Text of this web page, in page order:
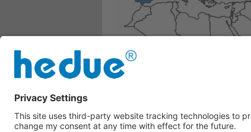
Belgia, Bułgaria, Dania,
Jeśli Twój kraj nie jest
Whatsapp